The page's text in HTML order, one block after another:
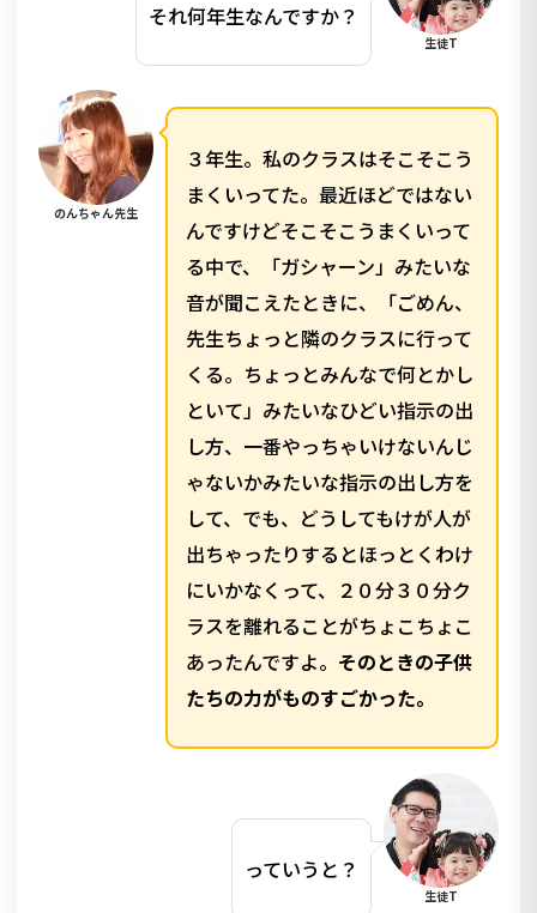
それ何年生なんですか？
生徒T
のんちゃん先生
３年生。私のクラスはそこそこう
まくいってた。最近ほどではない
んですけどそこそこうまくいって
る中で、「ガシャーン」みたいな
音が聞こえたときに、「ごめん、
先生ちょっと隣のクラスに行って
くる。ちょっとみんなで何とかし
といて」みたいなひどい指示の出
し方、一番やっちゃいけないんじ
ゃないかみたいな指示の出し方を
して、でも、どうしてもけが人が
出ちゃったりするとほっとくわけ
にいかなくって、２０分３０分ク
ラスを離れることがちょこちょこ
あったんですよ。 そのときの子供
たちの力がものすごかった。
っていうと？
生徒T